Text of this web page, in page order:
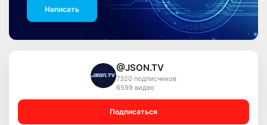
Написать
@JSON.TV
7320 подписчиков
6599 видео
Подписаться